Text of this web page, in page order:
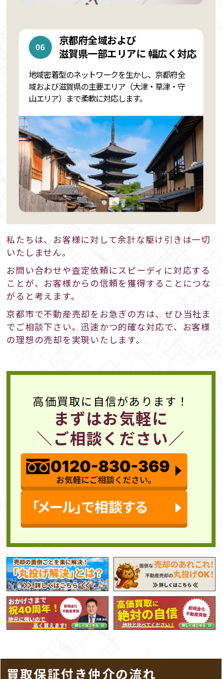
京都府全域および
滋賀県一部エリアに 幅広く対応
地域密着型のネットワークを生かし、京都府全
域および滋賀県の主要エリア（大津・草津・守
山エリア）まで柔軟に対応します。
私たちは、お客様に対して余計な駆け引きは一切
いたしません。
お問い合わせや査定依頼にスピーディに対応する
ことが、お客様からの信頼を獲得することにつな
がると考えます。
京都市で不動産売却をお急ぎの方は、ぜひ当社ま
でご相談下さい。迅速かつ的確な対応で、お客様
の理想の売却を実現いたします。
高価買取に自信があります！
まずはお気軽に
＼ご相談ください／
買取保証付き仲介の流れ